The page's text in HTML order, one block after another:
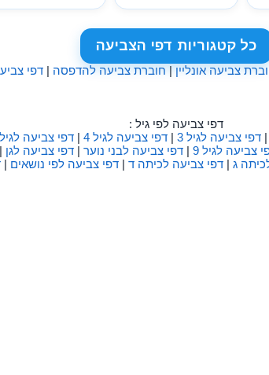
כל קטגוריות דפי הצביעה
צביעה אונליין|חוברת צביעה להדפסה | דפי
דפי צביעה לפי גיל :
| דפי צביעה לגיל 3 | דפי צביעה לגיל 4 | דפי צביעה לגיל
צביעה לגיל 9 |דפי צביעה לבני נוער |דפי צביעה לגן
ג |דפי צביעה לכיתה ד |דפי צביעה לפי נושאים |